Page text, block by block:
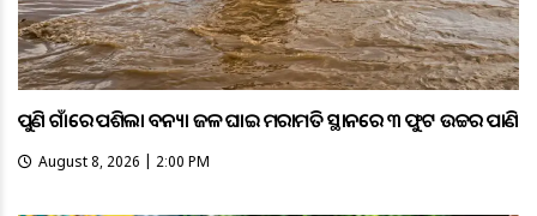
ପୁଣି ଗାଁରେ ପଶିଲା ବନ୍ୟା ଜଳ ଘାଇ ମରାମତି ସ୍ଥାନରେ ୩ ଫୁଟ ଉଚ୍ଚର ପାଣି
August 8, 2026 | 2:00 PM